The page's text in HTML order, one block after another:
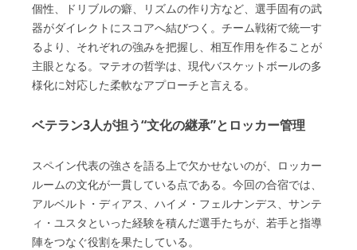
個性、ドリブルの癖、リズムの作り方など、選手固有の武
器がダイレクトにスコアへ結びつく。チーム戦術で統一す
るより、それぞれの強みを把握し、相互作用を作ることが
主眼となる。マテオの哲学は、現代バスケットボールの多
様化に対応した柔軟なアプローチと言える。
ベテラン3人が担う“文化の継承”とロッカー管理
スペイン代表の強さを語る上で欠かせないのが、ロッカー
ルームの文化が一貫している点である。今回の合宿では、
アルベルト・ディアス、ハイメ・フェルナンデス、サンテ
ィ・ユスタといった経験を積んだ選手たちが、若手と指導
陣をつなぐ役割を果たしている。